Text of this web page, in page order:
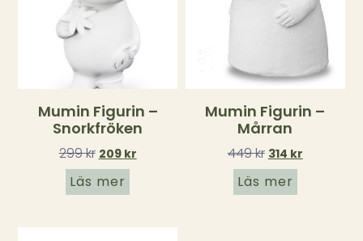
Mumin Figurin –
Snorkfröken
299kr 209 kr
Läs mer
Mumin Figurin –
Mårran
449kr 314 kr
Läs mer